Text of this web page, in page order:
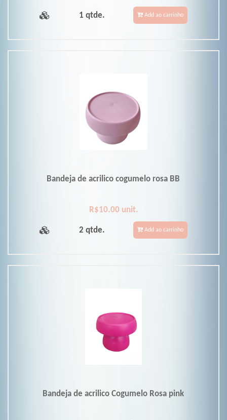
1 qtde. Add ao carrinho
Bandeja de acrilico cogumelo rosa BB
R$10.00 unit.
2 qtde. Add ao carrinho
Bandeja de acrilico Cogumelo Rosa pink